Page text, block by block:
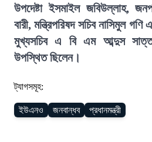
উপদেষ্টা ইসমাইল জবিউল্লাহ,
বারী, মন্ত্রিপরিষদ সচিব নাসিমুল গণি
মুখ্যসচিব এ বি এম আব্দুস
উপস্থিত ছিলেন।
ট্যাগসমূহ:
ইউএনও জনবান্ধব প্রধানমন্ত্রী